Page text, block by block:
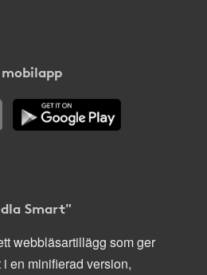
Smart"
webbläsartillägg som ger
en minifierad version,